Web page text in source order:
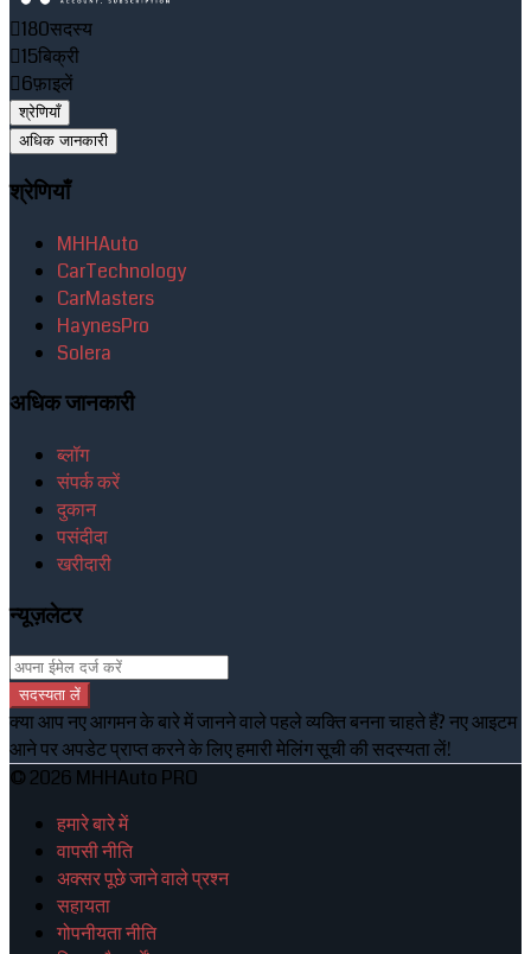
180सदस्य
15बिक्री
6फ़ाइलें
श्रेणियाँ
अधिक जानकारी
श्रेणियाँ
MHHAuto
CarTechnology
CarMasters
HaynesPro
Solera
अधिक जानकारी
ब्लॉग
संपर्क करें
दुकान
पसंदीदा
खरीदारी
न्यूज़लेटर
सदस्यता लें
क्या आप नए आगमन के बारे में जानने वाले पहले व्यक्ति बनना चाहते हैं? नए आइटम
आने पर अपडेट प्राप्त करने के लिए हमारी मेलिंग सूची की सदस्यता लें!
© 2026 MHHAuto PRO
हमारे बारे में
वापसी नीति
अक्सर पूछे जाने वाले प्रश्न
सहायता
गोपनीयता नीति